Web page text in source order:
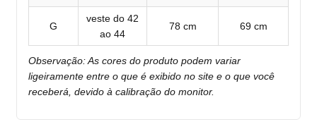
G
veste do 42
ao 44
78 cm 69 cm
Observação: As cores do produto podem variar
ligeiramente entre o que é exibido no site e o que você
receberá, devido à calibração do monitor.